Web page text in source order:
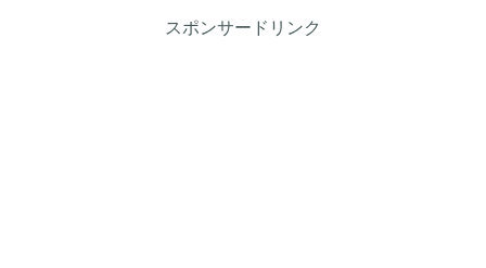
スポンサードリンク